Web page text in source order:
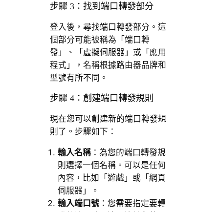
步驟 3：找到端口轉發部分
登入後，尋找端口轉發部分。這
個部分可能被稱為「端口轉
發」、「虛擬伺服器」或「應用
程式」，名稱根據路由器品牌和
型號有所不同。
步驟 4：創建端口轉發規則
現在您可以創建新的端口轉發規
則了。步驟如下：
輸入名稱：為您的端口轉發規
則選擇一個名稱。可以是任何
內容，比如「遊戲」或「網頁
伺服器」。
輸入端口號：您需要指定要轉